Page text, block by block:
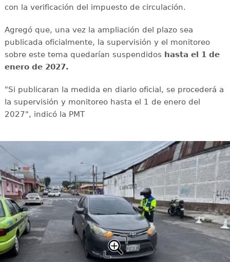
con la verificación del impuesto de circulación.
Agregó que, una vez la ampliación del plazo sea
publicada oficialmente, la supervisión y el monitoreo
sobre este tema quedarían suspendidos hasta el 1 de
enero de 2027.
"Si publicaran la medida en diario oficial, se procederá a
la supervisión y monitoreo hasta el 1 de enero del
2027", indicó la PMT